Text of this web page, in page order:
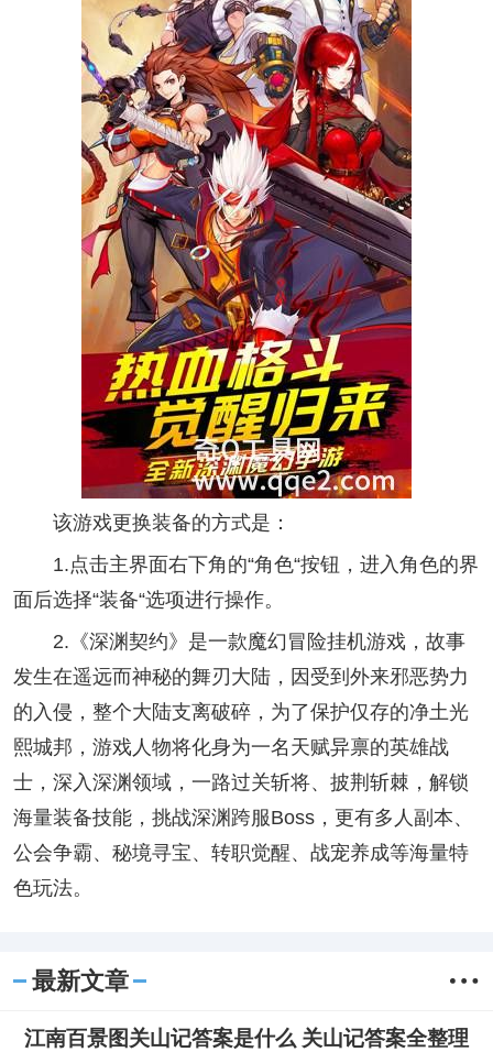
该游戏更换装备的方式是：
1.点击主界面右下角的“角色“按钮，进入角色的界
面后选择“装备“选项进行操作。
2.《深渊契约》是一款魔幻冒险挂机游戏，故事
发生在遥远而神秘的舞刃大陆，因受到外来邪恶势力
的入侵，整个大陆支离破碎，为了保护仅存的净土光
熙城邦，游戏人物将化身为一名天赋异禀的英雄战
士，深入深渊领域，一路过关斩将、披荆斩棘，解锁
海量装备技能，挑战深渊跨服Boss，更有多人副本、
公会争霸、秘境寻宝、转职觉醒、战宠养成等海量特
色玩法。
最新文章
江南百景图关山记答案是什么 关山记答案全整理